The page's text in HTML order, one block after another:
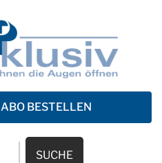
ABO BESTELLEN
SUCHE